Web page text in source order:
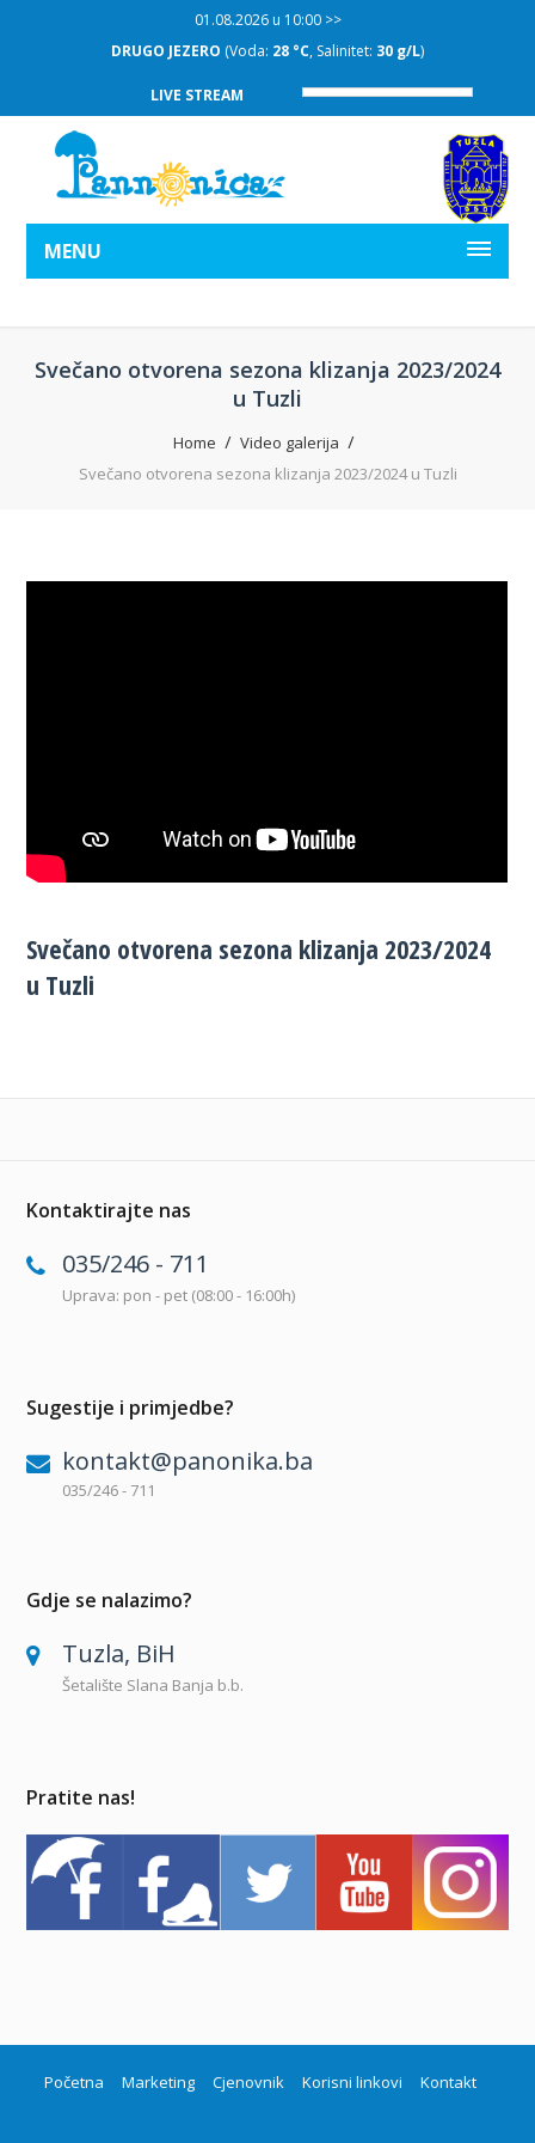
01.08.2026 u 10:00 >>
DRUGO JEZERO (Voda: 28 °C, Salinitet: 30 g/L)
LIVE STREAM
MENU
Svečano otvorena sezona klizanja 2023/2024
u Tuzli
Home
Video galerija
Svečano otvorena sezona klizanja 2023/2024 u Tuzli
Svečano otvorena sezona klizanja 2023/2024
u Tuzli
Kontaktirajte nas
035/246 - 711
Uprava: pon - pet (08:00 - 16:00h)
Sugestije i primjedbe?
kontakt@panonika.ba
035/246 - 711
Gdje se nalazimo?
Tuzla, BiH
Šetalište Slana Banja b.b.
Pratite nas!
Početna Marketing Cjenovnik Korisni linkovi Kontakt